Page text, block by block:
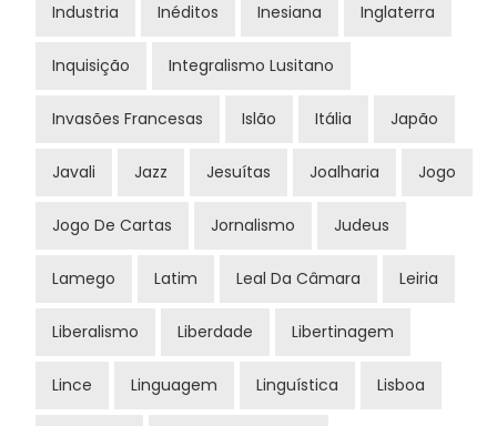
Industria Inéditos Inesiana Inglaterra
Inquisição Integralismo Lusitano
Invasões Francesas Islão Itália Japão
Javali Jazz Jesuítas Joalharia Jogo
Jogo De Cartas Jornalismo Judeus
Lamego Latim Leal Da Câmara Leiria
Liberalismo Liberdade Libertinagem
Lince Linguagem Linguística Lisboa